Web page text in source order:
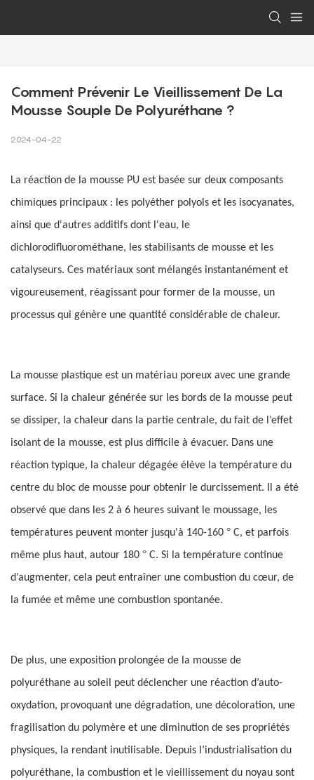
Comment Prévenir Le Vieillissement De La
Mousse Souple De Polyuréthane ?
2024-04-22
La réaction de la mousse PU est basée sur deux composants
chimiques principaux : les polyéther polyols et les isocyanates,
ainsi que d'autres additifs dont l'eau, le
dichlorodifluorométhane, les stabilisants de mousse et les
catalyseurs. Ces matériaux sont mélangés instantanément et
vigoureusement, réagissant pour former de la mousse, un
processus qui génère une quantité considérable de chaleur.
La mousse plastique est un matériau poreux avec une grande
surface. Si la chaleur générée sur les bords de la mousse peut
se dissiper, la chaleur dans la partie centrale, du fait de l’effet
isolant de la mousse, est plus difficile à évacuer. Dans une
réaction typique, la chaleur dégagée élève la température du
centre du bloc de mousse pour obtenir le durcissement. Il a été
observé que dans les 2 à 6 heures suivant le moussage, les
températures peuvent monter jusqu'à 140-160 ° C, et parfois
même plus haut, autour 180 ° C. Si la température continue
d’augmenter, cela peut entraîner une combustion du cœur, de
la fumée et même une combustion spontanée.
De plus, une exposition prolongée de la mousse de
polyuréthane au soleil peut déclencher une réaction d’auto-
oxydation, provoquant une dégradation, une décoloration, une
fragilisation du polymère et une diminution de ses propriétés
physiques, la rendant inutilisable. Depuis l’industrialisation du
polyuréthane, la combustion et le vieillissement du noyau sont